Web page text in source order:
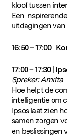
kloof tussen
Een
uitdagingen van
16:50 – 17:00 |
17:00 – 17:30 |
Spreker: Amrita
Hoe helpt de
intelligentie om
Ipsos laat zien
samen zorgen
en beslissingen